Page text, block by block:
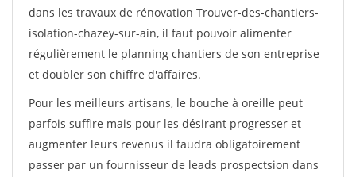
dans les travaux de rénovation Trouver-des-chantiers-
isolation-chazey-sur-ain, il faut pouvoir alimenter
régulièrement le planning chantiers de son entreprise
et doubler son chiffre d'affaires.
Pour les meilleurs artisans, le bouche à oreille peut
parfois suffire mais pour les désirant progresser et
augmenter leurs revenus il faudra obligatoirement
passer par un fournisseur de leads prospectsion dans